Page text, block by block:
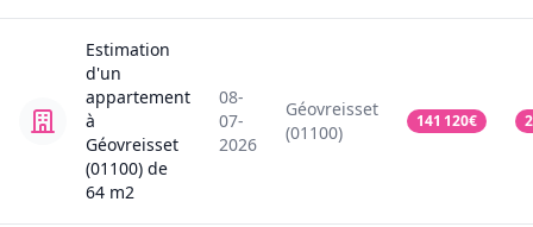
Estimation
d'un
appartement
à
Géovreisset
(01100) de
64 m2
08-
07-
2026
Géovreisset
(01100)
141 120€